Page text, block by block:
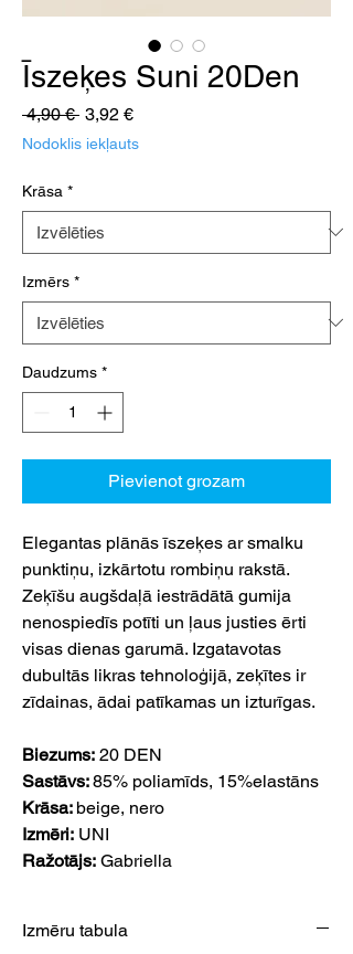
Īszeķes Suni 20Den
4,90 € Parastā
cena
3,92 €Izpārdošanas
Nodoklis iekļauts
Krāsa *
Izmērs *
Daudzums *
Pievienot grozam
Elegantas plānās īszeķes ar smalku
punktiņu, izkārtotu rombiņu rakstā.
Zeķīšu augšdaļā iestrādātā gumija
nenospiedīs potīti un ļaus justies ērti
visas dienas garumā. Izgatavotas
dubultās likras tehnoloģijā, zeķītes ir
zīdainas, ādai patīkamas un izturīgas.
Biezums: 20 DEN
Sastāvs:85% poliamīds, 15%elastāns
Krāsa: beige, nero
Izmēri: UNI
Ražotājs: Gabriella
Izmēru tabula